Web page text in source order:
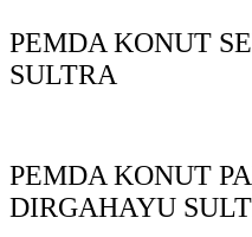
PEMDA KONUT
SULTRA
PEMDA KONUT
DIRGAHAYU